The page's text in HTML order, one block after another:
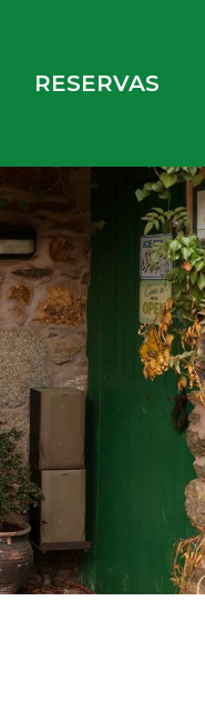
RESERVAS